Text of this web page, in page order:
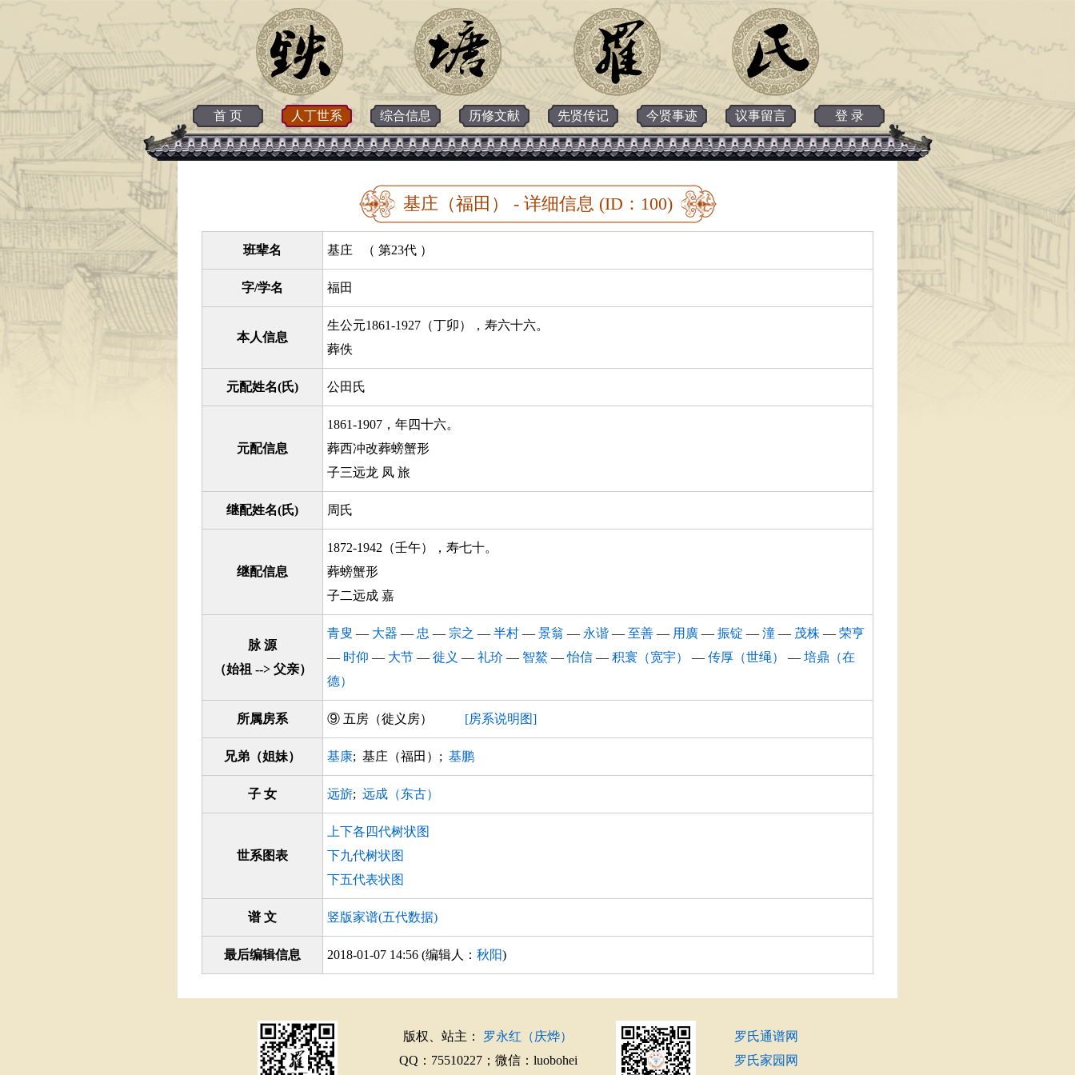
首 页 人丁世系 综合信息 历修文献 先贤传记 今贤事迹 议事留言 登 录
基庄（福田） - 详细信息 (ID：100)
班辈名 基庄 （ 第23代 ）
字/学名 福田
本人信息
生公元1861-1927（丁卯），寿六十六。
葬佚
元配姓名(氏) 公田氏
元配信息
1861-1907，年四十六。
葬西冲改葬螃蟹形
子三远龙 凤 旅
继配姓名(氏) 周氏
继配信息
1872-1942（壬午），寿七十。
葬螃蟹形
子二远成 嘉
脉 源
（始祖 --> 父亲）
青叟 — 大器 — 忠 — 宗之 — 半村 — 景翁 — 永谐 — 至善 — 用廣 — 振锭 — 潼 — 茂株 — 荣亨
— 时仰 — 大节 — 徙义 — 礼玠 — 智鰲 —怡信 — 积寰（宽宇） — 传厚（世绳） — 培鼎（在
德）
所属房系 ⑨ 五房（徙义房） [房系说明图]
兄弟（姐妹） 基康; 基庄（福田）; 基鹏
子 女 远旂; 远成（东古）
世系图表
上下各四代树状图
下九代树状图
下五代表状图
谱 文 竖版家谱(五代数据)
最后编辑信息 2018-01-07 14:56 (编辑人： 秋阳)
版权、站主： 罗永红（庆烨）
QQ：75510227；微信：luobohei
罗氏通谱网
罗氏家园网